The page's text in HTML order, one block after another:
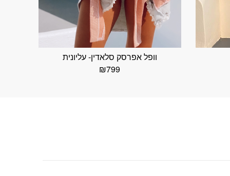
וופל אפרסק סלאדין- עליונית
₪799